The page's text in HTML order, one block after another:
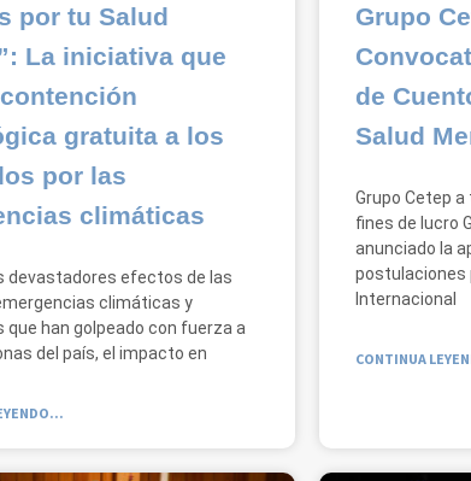
por tu Salud
La iniciativa que
gratuita a los
por las
climáticas
devastadores efectos de las
climáticas y
que han golpeado con fuerza a
del país, el impacto en
Grupo
de
Salud
Grupo Cetep
fines de lucro
anunciado la
postulaciones
Internacional
CONTINUA